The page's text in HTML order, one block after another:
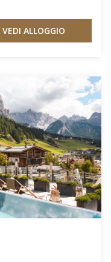
VEDI ALLOGGIO